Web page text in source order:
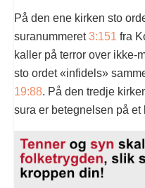
På den ene kirken sto
suranummeret3:151 fra
kaller på terror over ikke-
sto ordet «infidels»
19:88. På den tredje
sura er betegnelsen på et